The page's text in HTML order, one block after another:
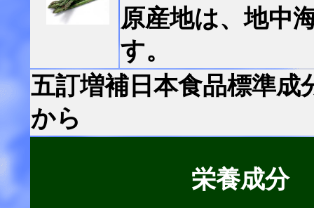
原産地は、地中
す。
五訂増補日本食品標準成
から
栄養成分